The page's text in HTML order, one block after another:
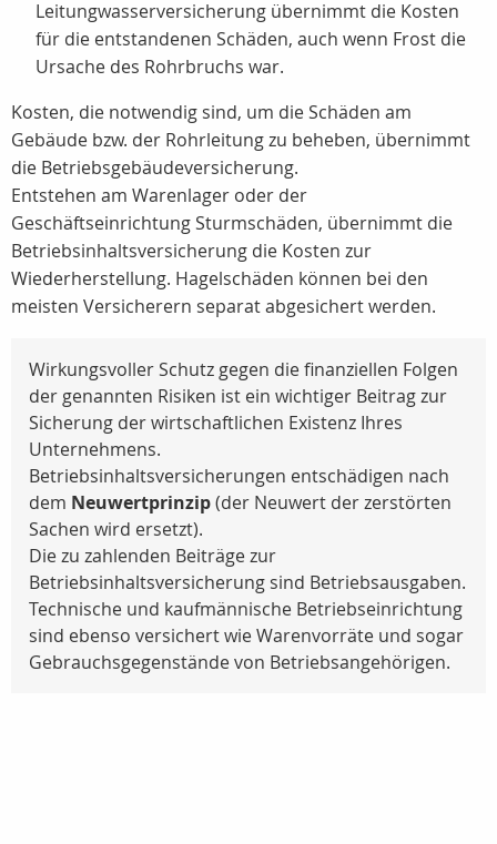
Leitungwasserversicherung übernimmt die Kosten
für die entstandenen Schäden, auch wenn Frost die
Ursache des Rohrbruchs war.
Kosten, die notwendig sind, um die Schäden am
Gebäude bzw. der Rohrleitung zu beheben, übernimmt
die Betriebsgebäudeversicherung.
Entstehen am Warenlager oder der
Geschäftseinrichtung Sturmschäden, übernimmt die
Betriebsinhaltsversicherung die Kosten zur
Wiederherstellung. Hagelschäden können bei den
meisten Versicherern separat abgesichert werden.
Wirkungsvoller Schutz gegen die finanziellen Folgen
der genannten Risiken ist ein wichtiger Beitrag zur
Sicherung der wirtschaftlichen Existenz Ihres
Unternehmens.
Betriebsinhaltsversicherungen entschädigen nach
dem Neuwertprinzip(der Neuwert der zerstörten
Sachen wird ersetzt).
Die zu zahlenden Beiträge zur
Betriebsinhaltsversicherung sind Betriebsausgaben.
Technische und kaufmännische Betriebseinrichtung
sind ebenso versichert wie Warenvorräte und sogar
Gebrauchsgegenstände von Betriebsangehörigen.